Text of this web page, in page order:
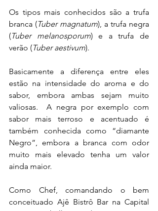
Os tipos mais conhecidos são a trufa
branca (Tuber magnatum), a trufa negra
(Tuber melanosporum) e a trufa de
verão (Tuber aestivum).
Basicamente a diferença entre eles
estão na intensidade do aroma e do
sabor, embora ambas sejam muito
valiosas.  A negra por exemplo com
sabor mais terroso e acentuado é
também conhecida como “diamante
Negro”, embora a branca com odor
muito mais elevado tenha um valor
ainda maior.
Como Chef, comandando o bem
conceituado Ajê Bistrô Bar na Capital